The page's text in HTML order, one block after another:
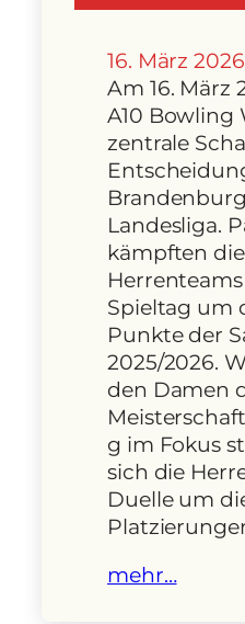
16. März 2026
Am 16. März
A10 Bowling
zentrale
Landesliga.
kämpften
Spieltag um
Punkte der
2025/2026.
den Damen
g im Fokus
sich die
Duelle um
mehr…